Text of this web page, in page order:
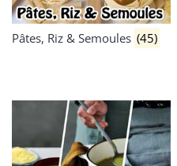
Pâtes, Riz & Semoules (45)